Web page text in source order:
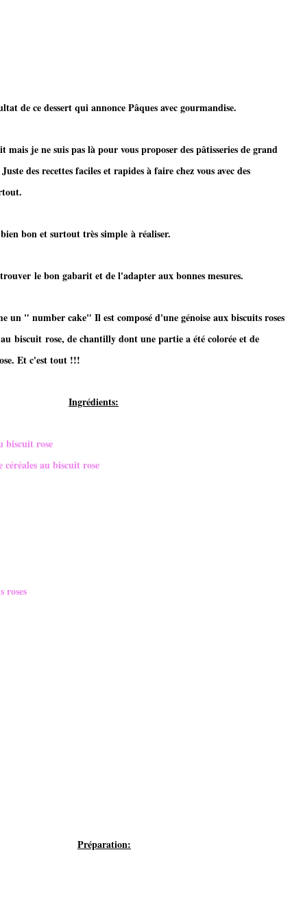
de ce dessert qui annonce Pâques avec gourmandise.
mais je ne suis pas là pour vous proposer des pâtisseries de grand
des recettes faciles et rapides à faire chez vous avec des
et surtout très simple à réaliser.
le bon gabarit et de l'adapter aux bonnes mesures.
un " number cake" Il est composé d'une génoise aux biscuits roses
biscuit rose, de chantilly dont une partie a été colorée et de
Et c'est tout !!!
Ingrédients:
biscuit rose
au biscuit rose
roses
Préparation: